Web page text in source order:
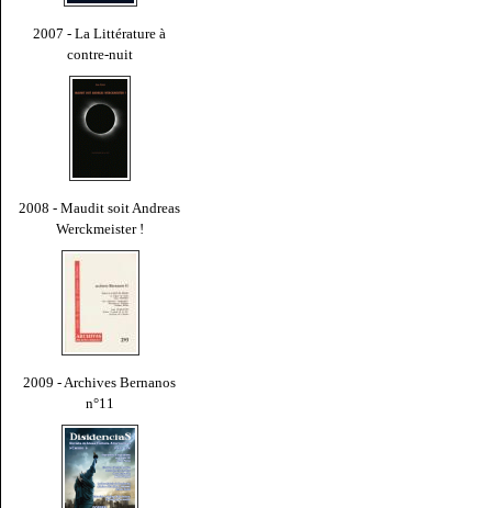
2007 - La Littérature à
contre-nuit
2008 - Maudit soit Andreas
Werckmeister !
2009 - Archives Bernanos
n°11